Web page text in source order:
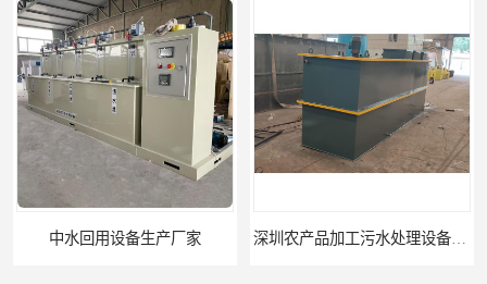
中水回用设备生产厂家 深圳农产品加工污水处理设备厂家